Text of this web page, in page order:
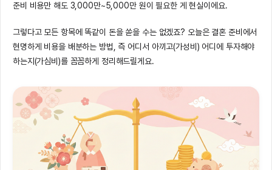
준비 비용만 해도 3,000만~5,000만 원이 필요한 게 현실이에요.
그렇다고 모든 항목에 똑같이 돈을 쏟을 수는 없겠죠? 오늘은 결혼 준비에서
현명하게 비용을 배분하는 방법, 즉 어디서 아끼고(가성비) 어디에 투자해야
하는지(가심비)를 꼼꼼하게 정리해드릴게요.